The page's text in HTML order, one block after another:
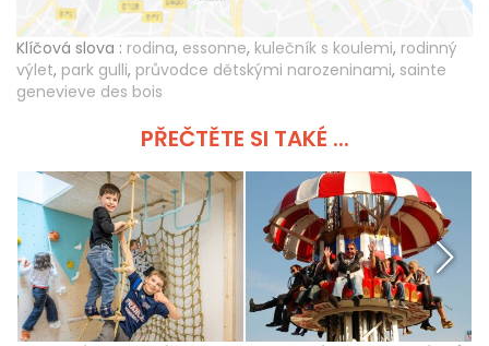
Klíčová slova : rodina, essonne, kulečník s koulemi, rodinný
výlet, park gulli, průvodce dětskými narozeninami, sainte
genevieve des bois
PŘEČTĚTE SI TAKÉ ...